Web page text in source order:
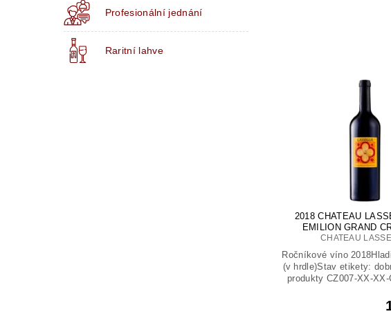
Profesionální jednání
Raritní lahve
2018 CHATEAU
EMILION GRAND
CHATEAU
Ročníkové víno
(v hrdle)Stav etikety:
produkty CZ007-XX-XX-